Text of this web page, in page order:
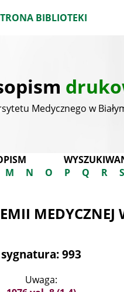
BIBLIOTEKI
Medycznego w
M N O P Q R S
MEDYCZNEJ
sygnatura: 993
Uwaga: